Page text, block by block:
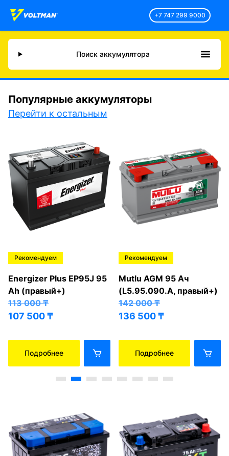
+7 747 299 9000
Поиск аккумулятора
Популярные аккумуляторы
Перейти к остальным
Рекомендуем
Energizer Plus EP95J 95
Ah (правый+)
113 000₸
107 500₸
Подробнее
Рекомендуем
Mutlu AGM 95 Ач
(L5.95.090.A, правый+)
142 000₸
136 500₸
Подробнее